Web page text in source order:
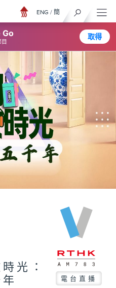
Go 取得
ENG / 簡
光：
電台直播